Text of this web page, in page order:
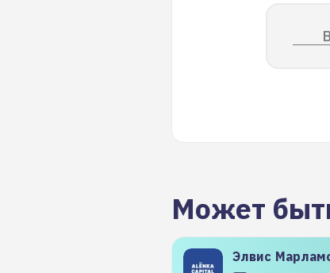
Может
Элвис